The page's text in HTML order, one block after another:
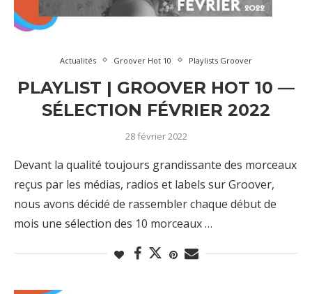
Actualités Groover Hot 10 Playlists Groover
PLAYLIST | GROOVER HOT 10 —
SÉLECTION FÉVRIER 2022
28 février 2022
Devant la qualité toujours grandissante des morceaux
reçus par les médias, radios et labels sur Groover,
nous avons décidé de rassembler chaque début de
mois une sélection des 10 morceaux …